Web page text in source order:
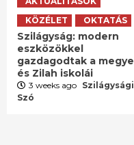
KÖZÉLET
OKTATÁS
Szilágyság: modern
eszközökkel
gazdagodtak a megye
és Zilah iskolái
3 weeks ago Szilágysági
Szó